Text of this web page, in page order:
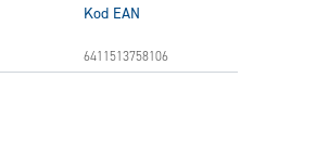
Kod EAN
6411513758106